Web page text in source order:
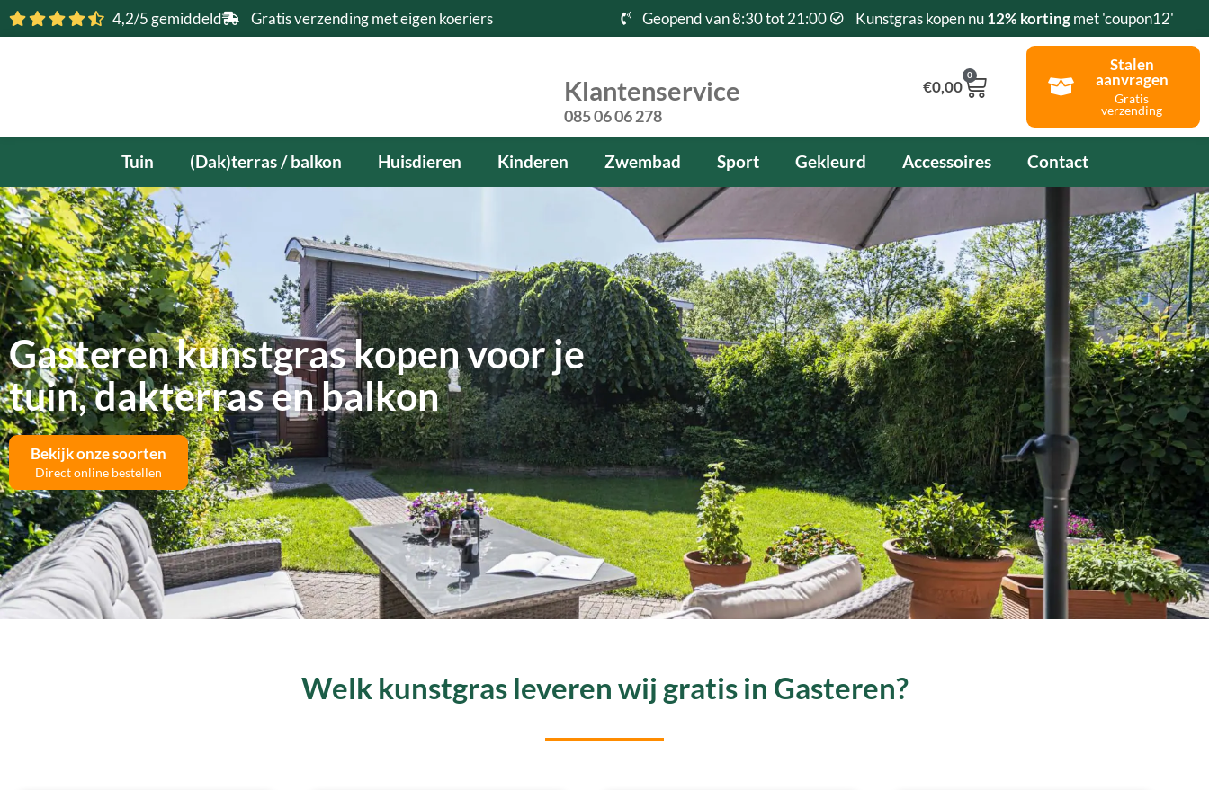
Ga
naar
4,2/5 gemiddeld Gratis verzending met eigen koeriers Geopend van 8:30 tot 21:00 Kunstgras kopen nu12% kortingmet 'coupon12'
Klantenservice
085 06 06 278
€0,00
0
Winkelwagen
Stalen
aanvragen
Gratis
verzending
Tuin (Dak)terras / balkon Huisdieren Kinderen Zwembad Sport Gekleurd Accessoires Contact
Gasteren kunstgras kopen voor je
tuin, dakterras en balkon
Bekijk onze soorten
Direct online bestellen
Welk kunstgras leveren wij gratis in Gasteren?